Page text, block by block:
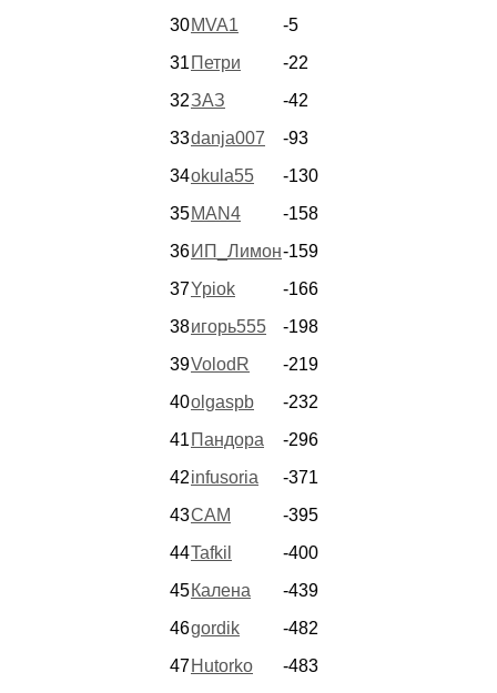
30MVA1
-5
31 Петри
-22
32ЗАЗ
-42
33danja007
-93
34okula55
-130
35MAN4
-158
36ИП_Лимон-159
37Ypiok
-166
38игорь555
-198
39VolodR
-219
40olgaspb
-232
41 Пандора
-296
42infusoria
-371
43CAM
-395
44Tafkil
-400
45Калена
-439
46gordik
-482
47Hutorko -483